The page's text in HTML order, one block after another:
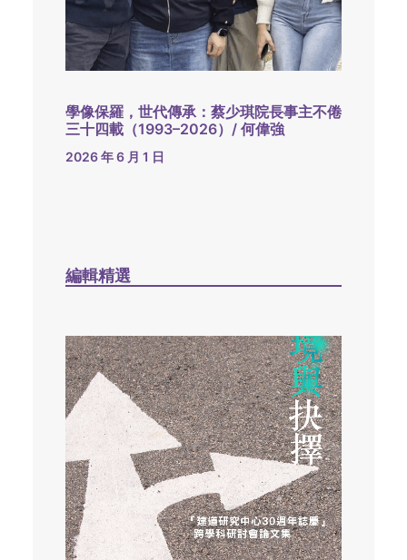
學像保羅，世代傳承：蔡少琪院長事主不倦
三十四載（1993–2026）/ 何偉強
2026 年 6 月 1 日
編輯精選